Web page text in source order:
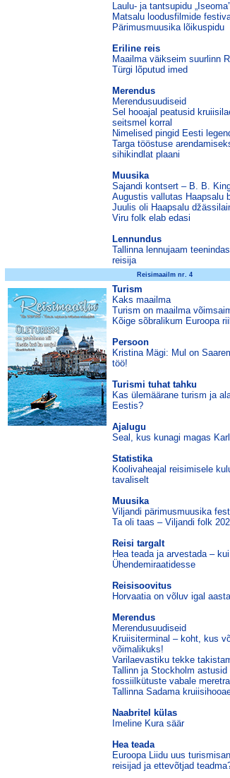
Laulu- ja tantsupidu „Iseoma”
Matsalu loodusfilmide
Pärimusmuusika lõikuspidu
Eriline reis
Maailma väikseim suurlinn
Türgi lõputud imed
Merendus
Merendusuudiseid
Sel hooajal peatusid
seitsmel korral
Nimelised pingid Eesti
Targa tööstuse
sihikindlat plaani
Muusika
Sajandi kontsert – B. B.
Augustis vallutas Haapsalu
Juulis oli Haapsalu
Viru folk elab edasi
Lennundus
Tallinna lennujaam
reisija
Reisimaailm nr. 4
Turism
Kaks maailma
Turism on maailma
Kõige sõbralikum Euroopa
Persoon
Kristina Mägi: Mul on
töö!
Turismi tuhat tahku
Kas ülemäärane turism ja
Eestis?
Ajalugu
Seal, kus kunagi magas Karl
Statistika
Koolivaheajal reisimisele
tavaliselt
Muusika
Viljandi pärimusmuusika
Ta oli taas – Viljandi folk
Reisi targalt
Hea teada ja arvestada –
Ühendemiraatidesse
Reisisoovitus
Horvaatia on võluv igal
Merendus
Merendusuudiseid
Kruiisiterminal – koht, kus
võimalikuks!
Varilaevastiku tekke
Tallinn ja Stockholm
fossiilkütuste vabale
Tallinna Sadama
Naabritel külas
Imeline Kura säär
Hea teada
Euroopa Liidu uus
reisijad ja ettevõtjad